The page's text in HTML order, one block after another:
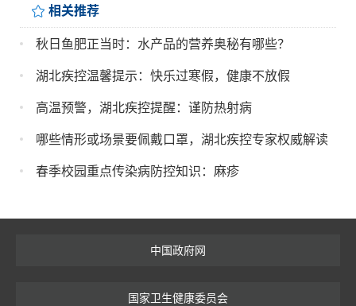
相关推荐
秋日鱼肥正当时：水产品的营养奥秘有哪些？
湖北疾控温馨提示：快乐过寒假，健康不放假
高温预警，湖北疾控提醒：谨防热射病
哪些情形或场景要佩戴口罩，湖北疾控专家权威解读
春季校园重点传染病防控知识：麻疹
中国政府网
国家卫生健康委员会